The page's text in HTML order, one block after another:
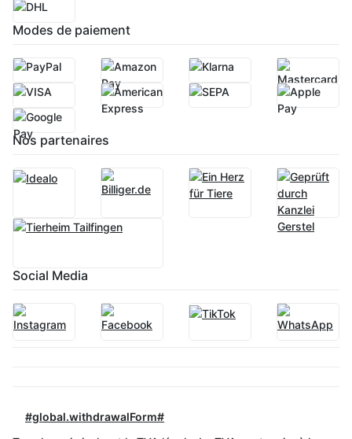
Modes de paiement
Nos partenaires
Social Media
#global.withdrawalForm#